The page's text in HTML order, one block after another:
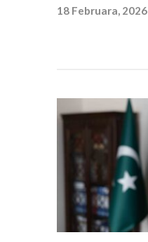
18 Februara, 2026